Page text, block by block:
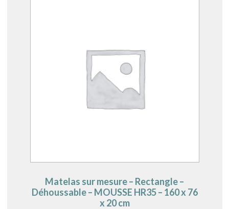
Matelas sur mesure – Rectangle –
Déhoussable – MOUSSE HR35 – 160 x 76
x 20 cm